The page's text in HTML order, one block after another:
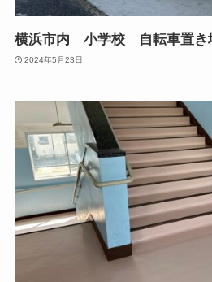
横浜市内 小学校 自転車置き
2024年5月23日